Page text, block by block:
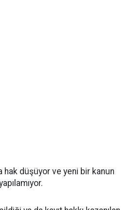
hak düşüyor ve yeni bir kanun